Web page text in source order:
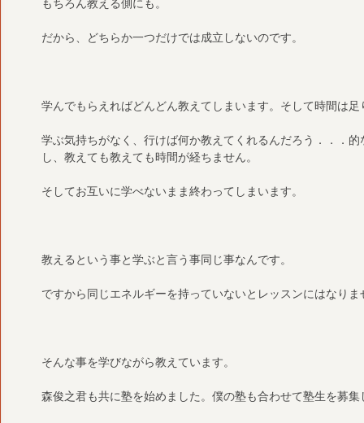
もちろん教える側にも。
だから、どちらか一つだけでは成立しないのです。
学んでもらえればどんどん教えてしまいます。そして時間は足
学ぶ気持ちがなく、行けば何か教えてくれるんだろう．．．
し、教えても教えても時間が経ちません。
そしてお互いに学べないまま終わってしまいます。
教えるという事と学ぶと言う事同じ事なんです。
ですから同じエネルギーを持っていないとレッスンにはなりま
そんな事を学びながら教えています。
森俊之君も共に塾を始めました。僕の塾も合わせて塾生を募集